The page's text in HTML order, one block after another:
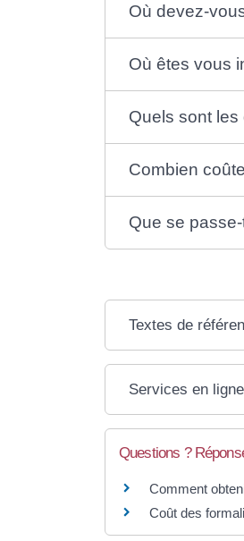
Où devez-
Où êtes vous
Quels sont
Combien
Que se
Textes de
Services en
Questions ?
Comment
Coût des